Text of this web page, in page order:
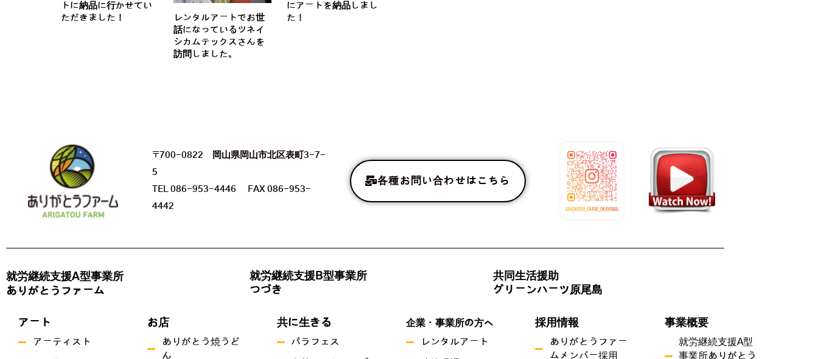
トに納品に行かせてい
ただきました！
レンタルアートでお世
話になっているツネイ
シカムテックスさんを
訪問しました。
にアートを納品しまし
た！
〒700-0822 岡山県岡山市北区表町3-7-
5
TEL 086-953-4446 FAX 086-953-
4442
各種お問い合わせはこちら
就労継続支援A型事業所
ありがとうファーム
就労継続支援B型事業所
つづき
共同生活援助
グリーンハーツ原尾島
アート
アーティスト
お店
ありがとう焼うど
ん
共に生きる
パラフェス
企業・事業所の方へ
レンタルアート
採用情報
ありがとうファー
ムメンバー採用
事業概要
就労継続支援A型
事業所ありがとう